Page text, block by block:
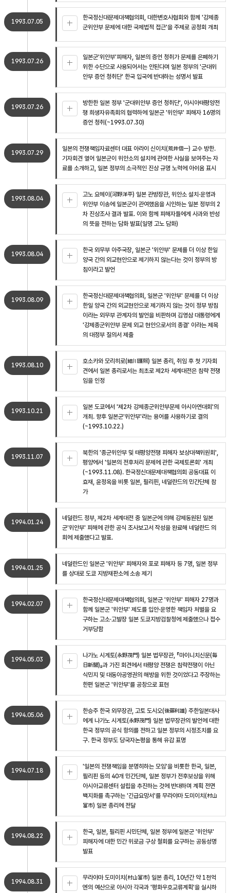
1993.07.05
한국정신대문제대책협의회, 대한변호사협회와 함께 '강제종
군위안부 문제에 대한 국제법적 접근'을 주제로 공청회 개최
1993.07.26
일본군'위안부'피해자, 일본의 증언 청취가 문제를 은폐하기
위한 수단으로 사용되어서는 안된다며 일본 정부의 '군대위
안부 증언 청취단' 한국 입국에 반대하는 성명서 발표
1993.07.26
방한한 일본 정부 '군대위안부 증언 청취단', 아시아태평양전
쟁 희생자유족회의 협력하에 일본군 '위안부' 피해자 16명의
증언 청취(~1993.07.30)
1993.07.29
일본의 전쟁책임자료센터 대표 아라이 신이치(荒井信一) 교수 방한.
기자회견 열어 일본군이 위안소의 설치에 관여한 사실을 보여주는 자
료를 소개하고, 일본 정부의 소극적인 진상 규명 노력에 아쉬움 표시
1993.08.04
고노 요헤이(河野洋平) 일본 관방장관, 위안소 설치·운영과
위안부 이송에 일본군이 관여했음을 시인하는 일본 정부의 2
차 진상조사 결과 발표. 이와 함께 피해자들에게 사과와 반성
의 뜻을 전하는 담화 발표(일명 고노 담화)
1993.08.04
한국 외무부 아주국장, 일본군 '위안부' 문제를 더 이상 한일
양국 간의 외교현안으로 제기하지 않는다는 것이 정부의 방
침이라고 발언
1993.08.09
한국정신대문제대책협의회, 일본군 '위안부' 문제를 더 이상
한일 양국 간의 외교현안으로 제기하지 않는 것이 정부 방침
이라는 외무부 관계자의 발언을 비판하며 김영삼 대통령에게
'강제종군위안부 문제 외교 현안으로서의 종결' 이라는 제목
의 대정부 질의서 제출
1993.08.10
호소카와 모리히로(細川護煕) 일본 총리, 취임 후 첫 기자회
견에서 일본 총리로서는 최초로 제2차 세계대전은 침략 전쟁
임을 인정
1993.10.21
일본 도쿄에서 '제2차 강제종군위안부문제 아시아연대회'의
개최. 향후 일본군'위안부'라는 용어를 사용하기로 결의
(~1993.10.22.)
1993.11.07
북한의 '종군위안부 및 태평양전쟁 피해자 보상대책위원회',
평양에서 '일본의 전후처리 문제에 관한 국제토론회' 개최
(~1993.11.08). 한국정신대문제대책협의회 공동대표 이
효재, 윤정옥을 비롯 일본, 필리핀, 네덜란드의 민간단체 참
가
1994.01.24
네덜란드 정부, 제2차 세계대전 중 일본군에 의해 강제동원된 일본
군'위안부' 피해에 관한 공식 조사보고서 작성을 완료해 네덜란드 의
회에 제출했다고 발표.
1994.01.25
네덜란드인 일본군 '위안부' 피해자와 포로 피해자 등 7명, 일본 정부
를 상대로 도쿄 지방재판소에 소송 제기
1994.02.07
한국정신대문제대책협의회, 일본군 '위안부' 피해자 27명과
함께 일본군 '위안부' 제도를 입안·운영한 책임자 처벌을 요
구하는 고소·고발장 일본 도쿄지방검찰청에 제출했으나 접수
거부당함
1994.05.03
나가노 시게토(永野茂門) 일본 법무장관, 『마이니치신문(毎
日新聞)』과 가진 회견에서 태평양 전쟁은 침략전쟁이 아닌
식민지 및 대동아공영권의 해방을 위한 것이었다고 주장하는
한편 일본군 '위안부'를 공창으로 표현
1994.05.06
한승주 한국 외무장관, 고토 도시오(後藤利雄) 주한일본대사
에게 나가노 시게토(永野茂門) 일본 법무장관의 발언에 대한
한국 정부의 공식 항의를 전하고 일본 정부의 시정조치를 요
구. 한국 정부도 당국자논평을 통해 유감 표명
1994.07.18
'일본의 전쟁책임을 분명히하는 모임'을 비롯한 한국, 일본,
필리핀 등의 40개 민간단체, 일본 정부가 전후보상을 위해
아시아교류센터 설립을 추진하는 것에 반대하며 계획 전면
백지화를 촉구하는 '긴급요망서'를 무라야마 도미이치(村山
富市) 일본 총리에 전달
1994.08.22
한국, 일본, 필리핀 시민단체, 일본 정부에 일본군 '위안부'
피해자에 대한 민간 위로금 구상 철회를 요구하는 공동성명
발표
1994.08.31
무라야마 도미이치(村山富市) 일본 총리, 10년간 약 1천억
엔의 예산으로 아시아 각국과 '평화우호교류계획'을 실시하